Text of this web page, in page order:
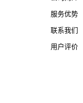
服务优势
联系我们
用户评价